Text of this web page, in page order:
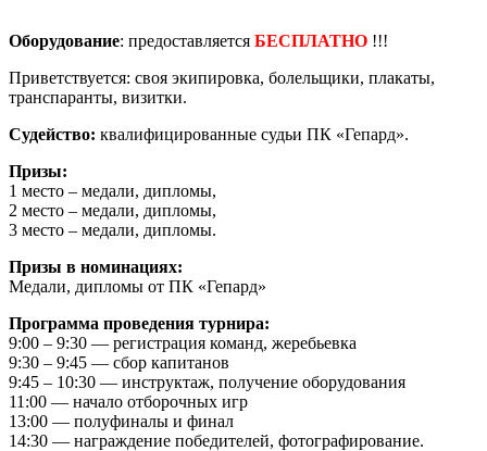
Оборудование: предоставляется БЕСПЛАТНО !!!
Приветствуется: своя экипировка, болельщики, плакаты,
транспаранты, визитки.
Судейство: квалифицированные судьи ПК «Гепард».
Призы:
1 место – медали, дипломы,
2 место – медали, дипломы,
3 место – медали, дипломы.
Призы в номинациях:
Медали, дипломы от ПК «Гепард»
Программа проведения турнира:
9:00 – 9:30 — регистрация команд, жеребьевка
9:30 – 9:45 — сбор капитанов
9:45 – 10:30 — инструктаж, получение оборудования
11:00 — начало отборочных игр
13:00 — полуфиналы и финал
14:30 — награждение победителей, фотографирование.